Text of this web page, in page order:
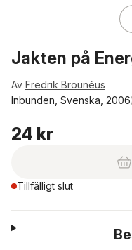
Jakten på
Av Fredrik Brounéus
Inbunden, Svenska, 2006
24 kr
Tillfälligt slut